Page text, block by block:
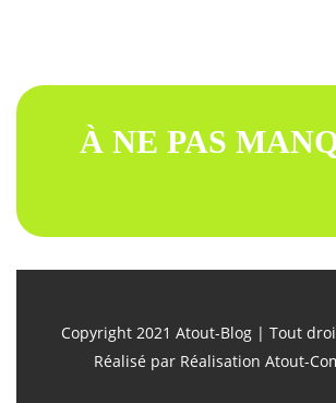
À NE PAS
Copyright 2021 Atout-Blog | Tout
Réalisé par Réalisation Atout-